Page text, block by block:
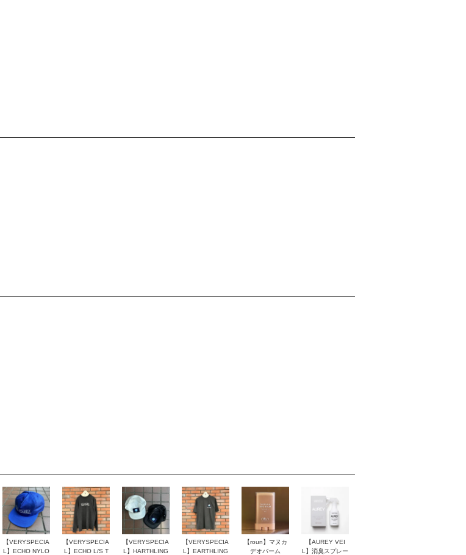
【VERYSPECIA
L】ECHO NYLO
【VERYSPECIA
L】ECHO L/S T
【VERYSPECIA
L】HARTHLING
【VERYSPECIA
L】EARTHLING
【roun】マヌカ
デオバーム
【AUREY VEI
L】消臭スプレー